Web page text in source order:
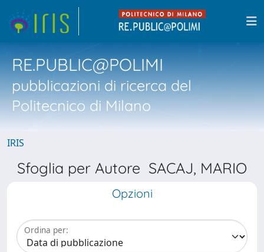
RE.PUBLIC@POLIMI
pubblicazioni di ricerca del
Politecnico di Milano
IRIS
Sfoglia per Autore SACAJ, MARIO
Opzioni
Ordina per: